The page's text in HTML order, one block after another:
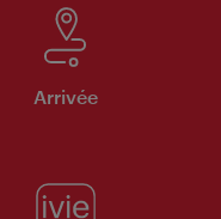
Arrivée